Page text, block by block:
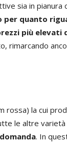
sia in pianura
per quanto
più elevati
rimarcando
rossa) la cui
le altre
. In